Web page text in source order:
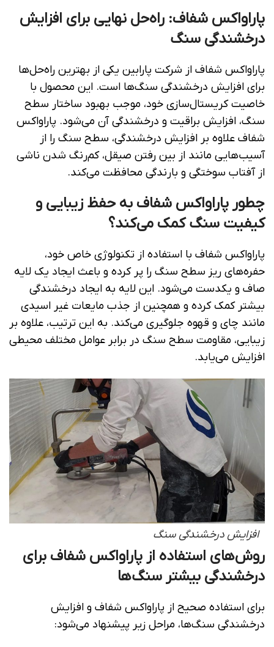
پاراواکس شفاف: راه‌حل نهایی برای افزایش
درخشندگی سنگ
پاراواکس شفاف از شرکت پارابین یکی از بهترین راه‌حل‌ها
برای افزایش درخشندگی سنگ‌ها است. این محصول با
خاصیت کریستال‌سازی خود، موجب بهبود ساختار سطح
سنگ، افزایش براقیت و درخشندگی آن می‌شود. پاراواکس
شفاف علاوه بر افزایش درخشندگی، سطح سنگ را از
آسیب‌هایی مانند از بین رفتن صیقل، کم‌رنگ شدن ناشی
از آفتاب سوختگی و بارندگی محافظت می‌کند.
چطور پاراواکس شفاف به حفظ زیبایی و
کیفیت سنگ کمک می‌کند؟
پاراواکس شفاف با استفاده از تکنولوژی خاص خود،
حفره‌های ریز سطح سنگ را پر کرده و باعث ایجاد یک لایه
صاف و یکدست می‌شود. این لایه به ایجاد درخشندگی
بیشتر کمک کرده و همچنین از جذب مایعات غیر اسیدی
مانند چای و قهوه جلوگیری می‌کند. به این ترتیب، علاوه بر
زیبایی، مقاومت سطح سنگ در برابر عوامل مختلف محیطی
افزایش می‌یابد.
افزایش درخشندگی سنگ
روش‌های استفاده از پاراواکس شفاف برای
درخشندگی بیشتر سنگ‌ها
برای استفاده صحیح از پاراواکس شفاف و افزایش
درخشندگی سنگ‌ها، مراحل زیر پیشنهاد می‌شود: